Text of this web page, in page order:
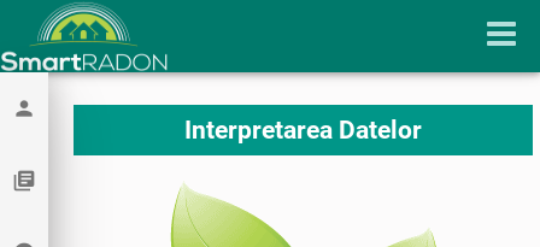
person
library_books
Interpretarea Datelor